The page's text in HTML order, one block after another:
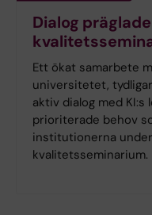
Dialog
Ett ökat samarbete
universitetet,
aktiv dialog med KI:s
prioriterade behov
institutionerna
kvalitetsseminarium.